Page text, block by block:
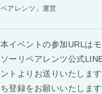
ペアレンツ」運営
本イベントの参加URLは
ソーリペアレンツ公式
ントよりお送りいたしま
ち登録をお願いいたします